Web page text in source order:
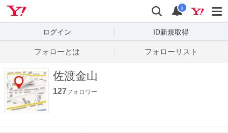
検索
通知
i
ログイン ID新規取得
フォローとは フォローリスト
佐渡金山
127フォロワー